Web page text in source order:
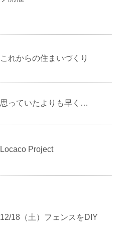
これからの住まいづくり
思っていたよりも早く…
Locaco Project
12/18（土）フェンスをDIY